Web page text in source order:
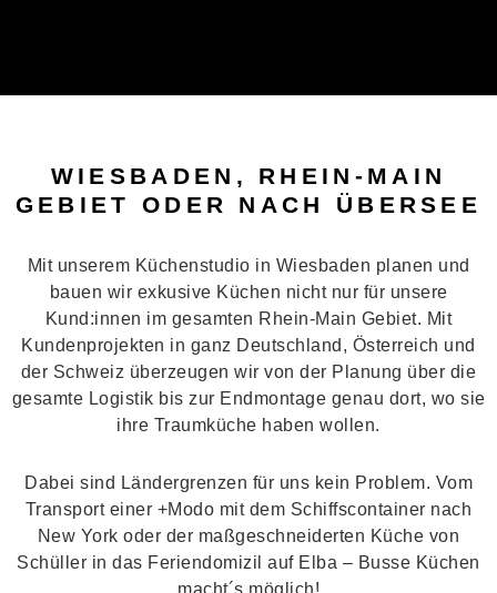
WIESBADEN, RHEIN-MAIN
GEBIET ODER NACH ÜBERSEE
Mit unserem Küchenstudio in Wiesbaden planen und
bauen wir exkusive Küchen nicht nur für unsere
Kund:innen im gesamten Rhein-Main Gebiet. Mit
Kundenprojekten in ganz Deutschland, Österreich und
der Schweiz überzeugen wir von der Planung über die
gesamte Logistik bis zur Endmontage genau dort, wo sie
ihre Traumküche haben wollen.
Dabei sind Ländergrenzen für uns kein Problem. Vom
Transport einer +Modo mit dem Schiffscontainer nach
New York oder der maßgeschneiderten Küche von
Schüller in das Feriendomizil auf Elba – Busse Küchen
macht´s möglich!